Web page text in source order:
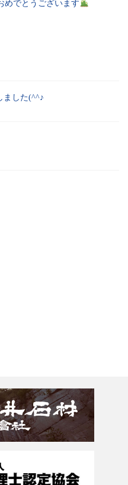
めでとうございます
ました(^^♪